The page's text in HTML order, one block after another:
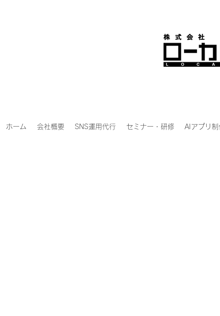
ホーム 会社概要 SNS運用代行 セミナー・研修 AIアプリ制